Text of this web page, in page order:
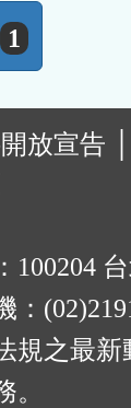
1
放宣告
100204
規之最
。